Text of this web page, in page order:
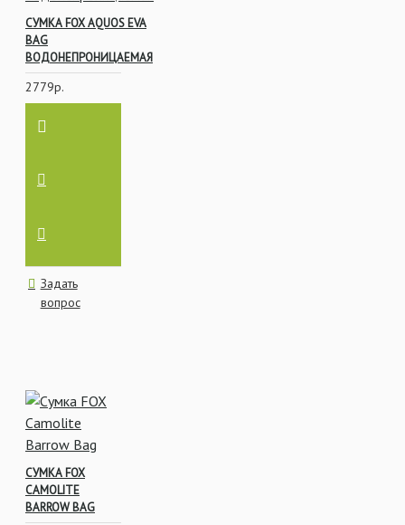
СУМКА FOX AQUOS EVA
BAG
ВОДОНЕПРОНИЦАЕМАЯ
2779р.
Задать
вопрос
СУМКА FOX
CAMOLITE
BARROW BAG